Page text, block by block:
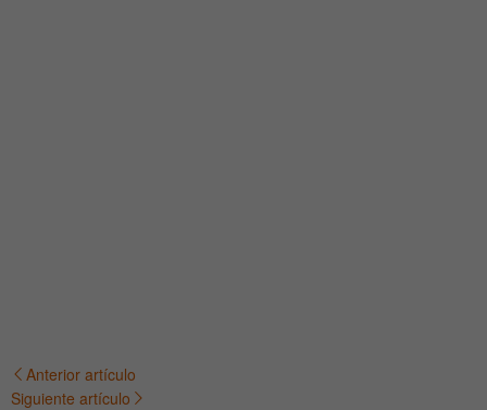
Navegación
Anterior artículo
Siguiente artículo